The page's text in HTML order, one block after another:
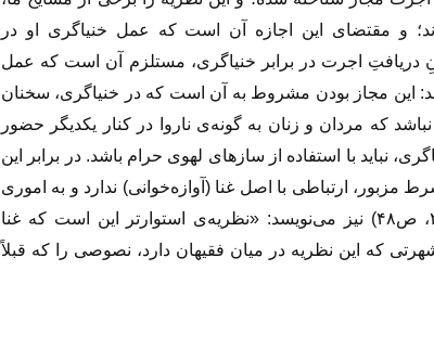
و مقتضای این اجازه آن است که عمل خنیاگری او در
دریافتِ اجرت در برابر خنیاگری، مستلزم آن است که عمل
این مجاز بودن مشروط به آن است که در خنیاگری، سخنان
که مردان و زنان به گونه‌ی ناروا در کنار یکدیگر حضور
نباید با استفاده از سازهای لهوی حرام باشد. در برابر این
ارتباطی با اصل غنا (آوازه‌خوانی) ندارد و به اموری
جدا از آن مربوط است.» (جواهر، ج۲۲، ص۴۸) نیز می‌نویسد: «نظریه‌ی استوار‌تر این است که غنا
که این نظریه در میان فقیهان دارد، نصوصی را که قبلاً